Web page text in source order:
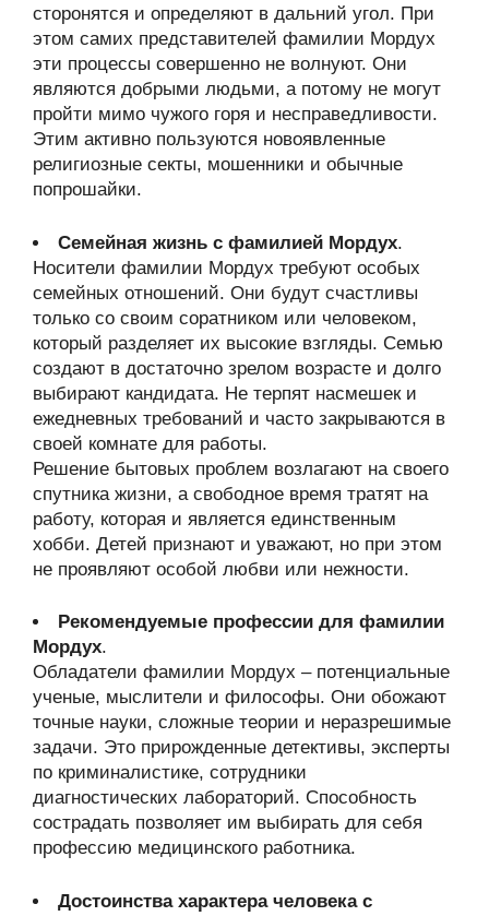
сторонятся и определяют в дальний угол. При
этом самих представителей фамилии Мордух
эти процессы совершенно не волнуют. Они
являются добрыми людьми, а потому не могут
пройти мимо чужого горя и несправедливости.
Этим активно пользуются новоявленные
религиозные секты, мошенники и обычные
попрошайки.
Семейная жизнь с фамилией Мордух.
Носители фамилии Мордух требуют особых
семейных отношений. Они будут счастливы
только со своим соратником или человеком,
который разделяет их высокие взгляды. Семью
создают в достаточно зрелом возрасте и долго
выбирают кандидата. Не терпят насмешек и
ежедневных требований и часто закрываются в
своей комнате для работы.
Решение бытовых проблем возлагают на своего
спутника жизни, а свободное время тратят на
работу, которая и является единственным
хобби. Детей признают и уважают, но при этом
не проявляют особой любви или нежности.
Рекомендуемые профессии для фамилии
Мордух.
Обладатели фамилии Мордух – потенциальные
ученые, мыслители и философы. Они обожают
точные науки, сложные теории и неразрешимые
задачи. Это прирожденные детективы, эксперты
по криминалистике, сотрудники
диагностических лабораторий. Способность
сострадать позволяет им выбирать для себя
профессию медицинского работника.
Достоинства характера человека с